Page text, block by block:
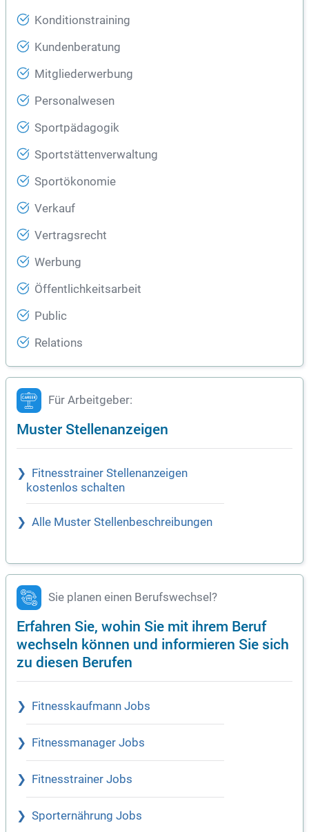
Konditionstraining
Kundenberatung
Mitgliederwerbung
Personalwesen
Sportpädagogik
Sportstättenverwaltung
Sportökonomie
Verkauf
Vertragsrecht
Werbung
Öffentlichkeitsarbeit
Public
Relations
Für Arbeitgeber:
Muster Stellenanzeigen
Fitnesstrainer Stellenanzeigen
kostenlos schalten
Alle Muster Stellenbeschreibungen
Sie planen einen Berufswechsel?
Erfahren Sie, wohin Sie mit ihrem Beruf
wechseln können und informieren Sie sich
zu diesen Berufen
Fitnesskaufmann Jobs
Fitnessmanager Jobs
Fitnesstrainer Jobs
Sporternährung Jobs